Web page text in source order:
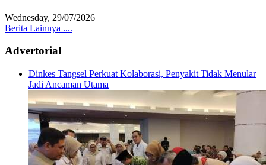
Wednesday, 29/07/2026
Berita Lainnya ....
Advertorial
Dinkes Tangsel Perkuat Kolaborasi, Penyakit Tidak Menular
Jadi Ancaman Utama